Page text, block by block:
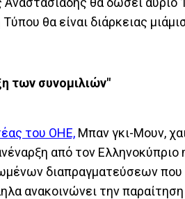
θα είναι διάρκειας
των συνομιλιών"
του ΟΗΕ, Μπαν γκι-Μουν,
από τον
διαπραγματεύσεων που
ανακοινώνει την